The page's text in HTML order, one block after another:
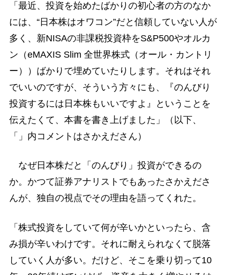
「最近、投資を始めたばかりの初心者の方のなか
には、“日本株はオワコン”だと信頼していない人が
多く、新NISAの非課税投資枠をS&P500やオルカ
ン（eMAXIS Slim 全世界株式（オール・カントリ
ー））ばかりで埋めていたりします。それはそれ
でいいのですが、そういう方々にも、『のんびり
投資するには日本株もいいですよ』ということを
伝えたくて、本書を書き上げました」（以下、
「」内コメントはさかえださん）
なぜ日本株だと「のんびり」投資ができるの
か。かつて証券アナリストでもあったさかえださ
んが、独自の視点でその理由を語ってくれた。
「株式投資をしていて何が辛いかといったら、含
み損が辛いわけです。それに耐えられなくて脱落
していく人が多い。だけど、そこを乗り切って10